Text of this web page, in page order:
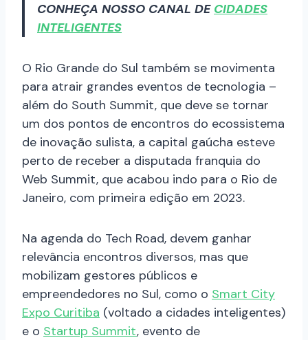
CONHEÇA NOSSO CANAL DE CIDADES
INTELIGENTES
O Rio Grande do Sul também se movimenta
para atrair grandes eventos de tecnologia –
além do South Summit, que deve se tornar
um dos pontos de encontros do ecossistema
de inovação sulista, a capital gaúcha esteve
perto de receber a disputada franquia do
Web Summit, que acabou indo para o Rio de
Janeiro, com primeira edição em 2023.
Na agenda do Tech Road, devem ganhar
relevância encontros diversos, mas que
mobilizam gestores públicos e
empreendedores no Sul, como o Smart City
Expo Curitiba (voltado a cidades inteligentes)
e o Startup Summit, evento de